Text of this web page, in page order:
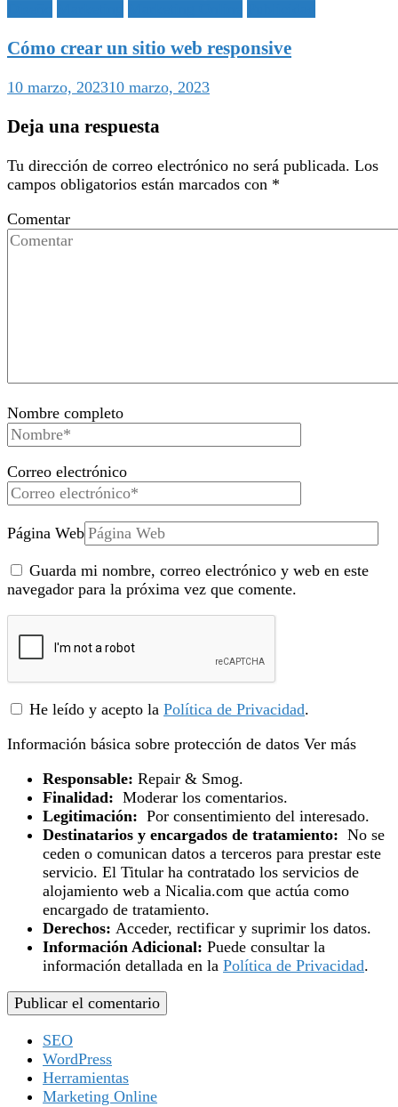
Cómo crear un sitio web responsive
10 marzo, 202310 marzo, 2023
Deja una respuesta
Tu dirección de correo electrónico no será publicada. Los
campos obligatorios están marcados con *
Comentar
Nombre completo
Correo electrónico
Página Web
Guarda mi nombre, correo electrónico y web en este
navegador para la próxima vez que comente.
He leído y acepto la Política de Privacidad.
Información básica sobre protección de datos Ver más
Responsable: Repair & Smog.
Finalidad: Moderar los comentarios.
Legitimación: Por consentimiento del interesado.
Destinatarios y encargados de tratamiento: No se
ceden o comunican datos a terceros para prestar este
servicio. El Titular ha contratado los servicios de
alojamiento web a Nicalia.com que actúa como
encargado de tratamiento.
Derechos: Acceder, rectificar y suprimir los datos.
Información Adicional: Puede consultar la
información detallada en la Política de Privacidad.
SEO
WordPress
Herramientas
Marketing Online